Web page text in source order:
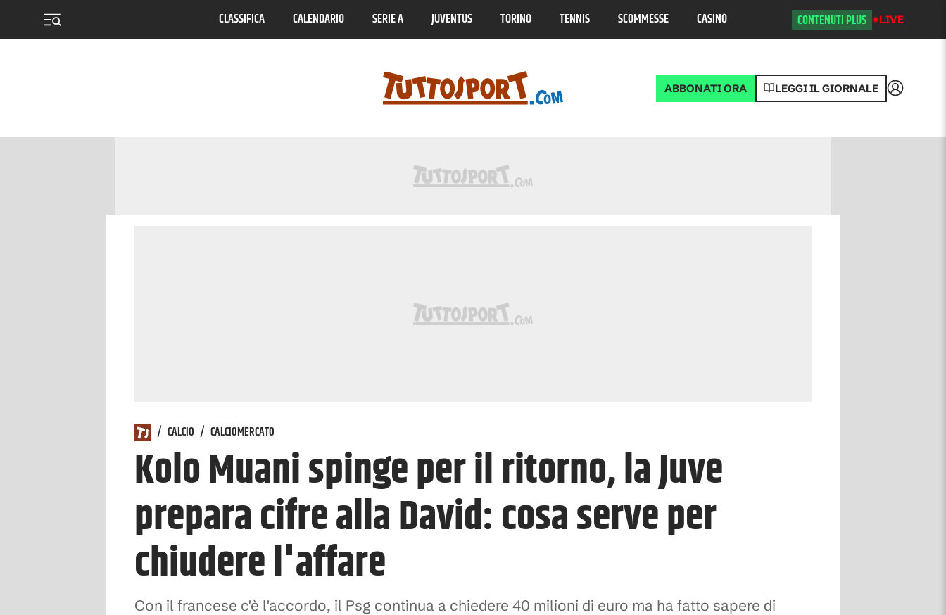
CLASSIFICA CALENDARIO SERIE A JUVENTUS TORINO TENNIS SCOMMESSE CASINÒ CONTENUTI PLUS LIVE
ABBONATI ORA LEGGI IL GIORNALE Accedi
/ CALCIO / CALCIOMERCATO
Kolo Muani spinge per il ritorno, la Juve
prepara cifre alla David: cosa serve per
chiudere l'affare
Con il francese c'è l'accordo, il Psg continua a chiedere 40 milioni di euro ma ha fatto sapere di